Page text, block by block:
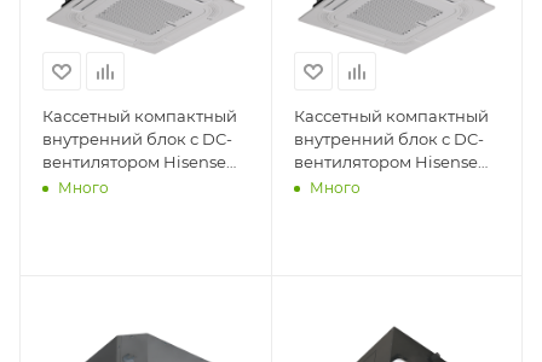
Кассетный компактный
внутренний блок с DC-
вентилятором Hisense
AVC-09HJFA
Много
Кассетный компактный
внутренний блок с DC-
вентилятором Hisense
AVC-07HJFA
Много